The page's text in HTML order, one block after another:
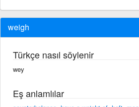
weigh
Türkçe nasıl söylenir
wey
Eş anlamlılar